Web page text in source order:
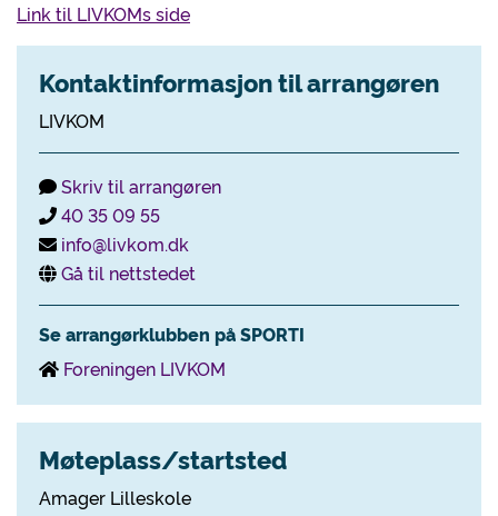
Link til LIVKOMs side
Kontaktinformasjon til arrangøren
LIVKOM
Skriv til arrangøren
40 35 09 55
info@livkom.dk
Gå til nettstedet
Se arrangørklubben på SPORTI
Foreningen LIVKOM
Møteplass/startsted
Amager Lilleskole